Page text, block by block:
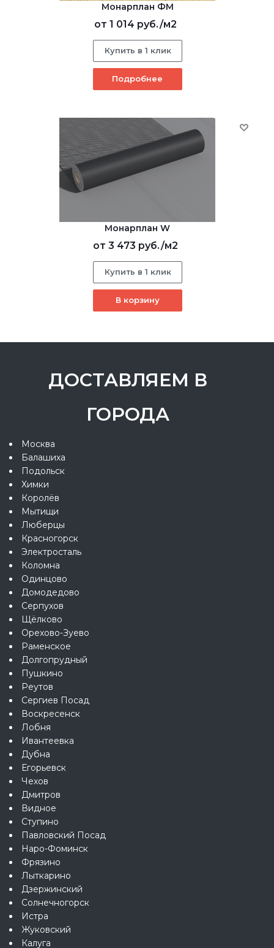
Монарплан ФМ
от 1 014 руб./м2
Купить в 1 клик
Подробнее
Монарплан W
от 3 473 руб./м2
Купить в 1 клик
В корзину
ДОСТАВЛЯЕМ В
ГОРОДА
Москва
Балашиха
Подольск
Химки
Королёв
Мытищи
Люберцы
Красногорск
Электросталь
Коломна
Одинцово
Домодедово
Серпухов
Щёлково
Орехово-Зуево
Раменское
Долгопрудный
Пушкино
Реутов
Сергиев Посад
Воскресенск
Лобня
Ивантеевка
Дубна
Егорьевск
Чехов
Дмитров
Видное
Ступино
Павловский Посад
Наро-Фоминск
Фрязино
Лыткарино
Дзержинский
Солнечногорск
Истра
Жуковский
Калуга